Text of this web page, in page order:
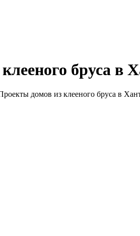
бруса в
домов из клееного бруса в